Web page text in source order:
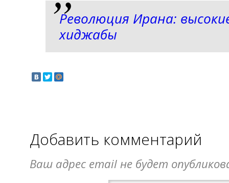
Революция Ирана:
хиджабы
Добавить комментарий
Ваш адрес email не будет